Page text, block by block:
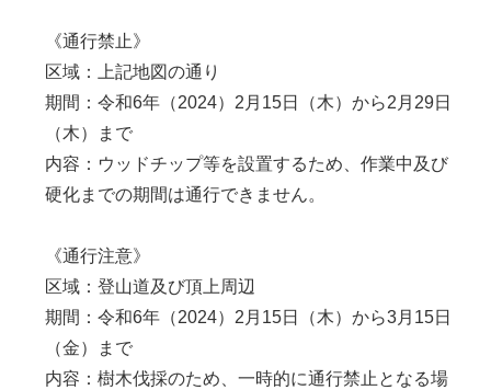
《通行禁止》
区域：上記地図の通り
期間：令和6年（2024）2月15日（木）から2月29日
（木）まで
内容：ウッドチップ等を設置するため、作業中及び
硬化までの期間は通行できません。
《通行注意》
区域：登山道及び頂上周辺
期間：令和6年（2024）2月15日（木）から3月15日
（金）まで
内容：樹木伐採のため、一時的に通行禁止となる場